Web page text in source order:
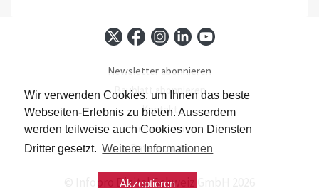
Wir verwenden Cookies, um Ihnen das beste
Webseiten-Erlebnis zu bieten. Ausserdem
werden teilweise auch Cookies von Diensten
Dritter gesetzt. Weitere Informationen
Akzeptieren
Newsletter abonnieren
Baublatt abonnieren
Kontakt
Impressum
Datenschutz
© Infopro Digital Schweiz GmbH 2026